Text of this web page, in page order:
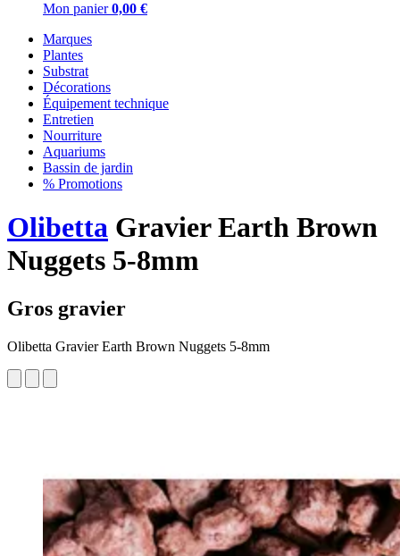
Mon panier 0,00 €
Marques
Plantes
Substrat
Décorations
Équipement technique
Entretien
Nourriture
Aquariums
Bassin de jardin
% Promotions
Olibetta Gravier Earth Brown
Nuggets 5-8mm
Gros gravier
Olibetta Gravier Earth Brown Nuggets 5-8mm